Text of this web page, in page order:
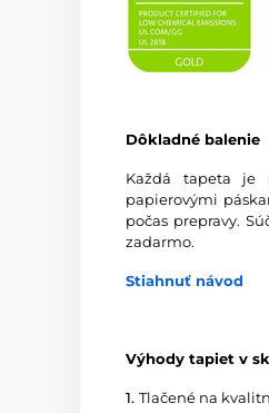
Dôkladné balenie
Každá tapeta je
papierovými
počas prepravy.
zadarmo.
Stiahnuť návod
Výhody tapiet v
1. Tlačené na